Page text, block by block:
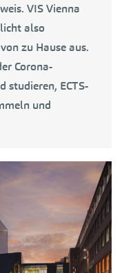
VIS Vienna
also
zu Hause aus.
Corona-
studieren, ECTS-
und